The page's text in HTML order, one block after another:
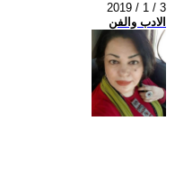
2019 / 1 / 3
الادب والفن